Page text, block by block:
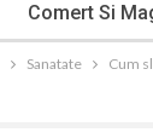
Comert Si
Sanatate Cum